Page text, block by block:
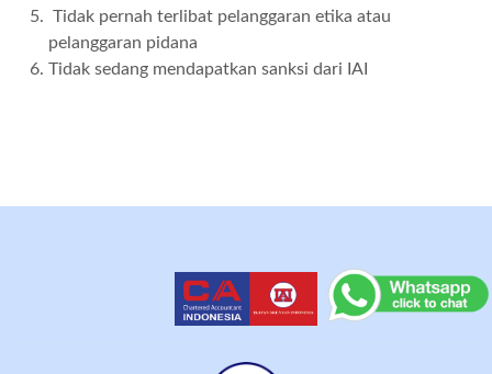
Tidak pernah terlibat pelanggaran etika atau
pelanggaran pidana
Tidak sedang mendapatkan sanksi dari IAI